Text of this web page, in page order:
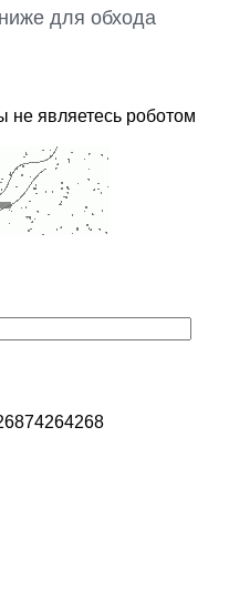
для обхода
не являетесь роботом